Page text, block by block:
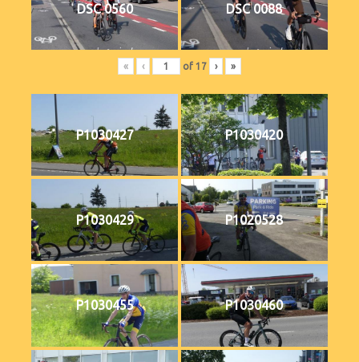
DSC 0560 DSC 0088
« ‹ of 17 › »
P1030427 P1030420
P1030429 P1020528
P1030455 P1030460